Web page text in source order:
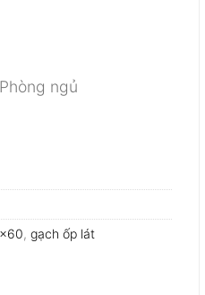
ngủ
,gạch ốp lát